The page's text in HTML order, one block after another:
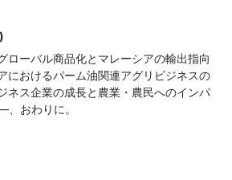
ローバル商品化とマレーシアの輸出指向
におけるパーム油関連アグリビジネスの
ネス企業の成長と農業・農民へのインパ
おわりに。